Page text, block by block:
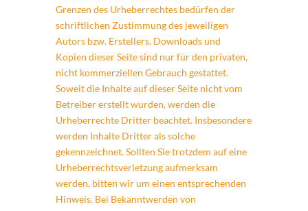
Grenzen des Urheberrechtes bedürfen der
schriftlichen Zustimmung des jeweiligen
Autors bzw. Erstellers. Downloads und
Kopien dieser Seite sind nur für den privaten,
nicht kommerziellen Gebrauch gestattet.
Soweit die Inhalte auf dieser Seite nicht vom
Betreiber erstellt wurden, werden die
Urheberrechte Dritter beachtet. Insbesondere
werden Inhalte Dritter als solche
gekennzeichnet. Sollten Sie trotzdem auf eine
Urheberrechtsverletzung aufmerksam
werden, bitten wir um einen entsprechenden
Hinweis. Bei Bekanntwerden von